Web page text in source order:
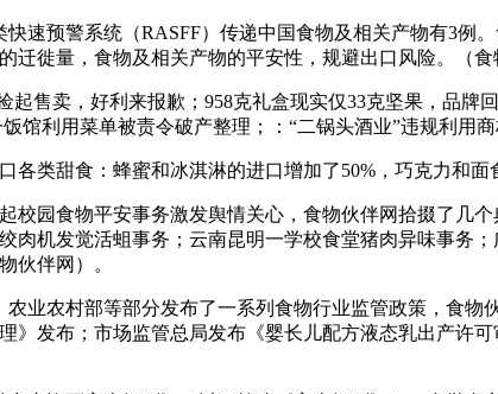
预警系统（RASFF）传递中国食物及相关产物有3例
徙量，食物及相关产物的平安性，规避出口风险。（食
售卖，好利来报歉；958克礼盒现实仅33克坚果，品牌
馆利用菜单被责令破产整理；：“二锅头酒业”违规利用
甜食：蜂蜜和冰淇淋的进口增加了50%，巧克力和面
园食物平安事务激发舆情关心，食物伙伴网拾掇了几
机发觉活蛆事务；云南昆明一学校食堂猪肉异味事务
伙伴网）。
农村部等部分发布了一系列食物行业监管政策，食物
》发布；市场监管总局发布《婴长儿配方液态乳出产许